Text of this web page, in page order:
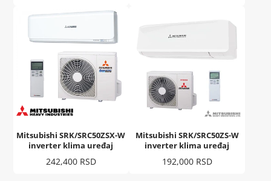
Mitsubishi SRK/SRC50ZSX-W
inverter klima uređaj
Cena
242,400 RSD
Mitsubishi SRK/SRC50ZS-W
inverter klima uređaj
Cena
192,000 RSD